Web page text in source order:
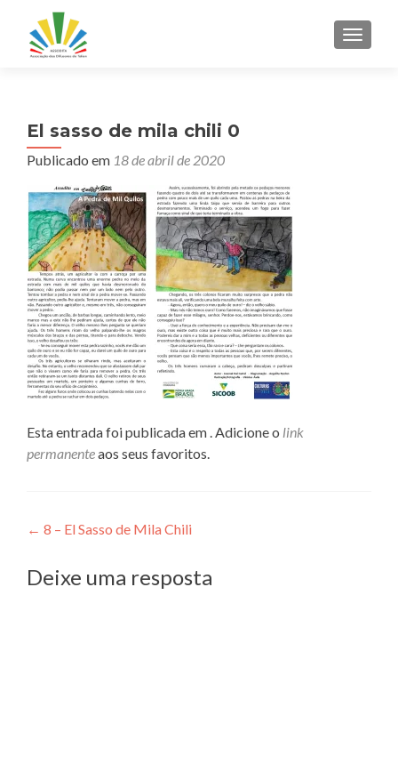
El sasso de mila chili 0
Publicado em 18 de abril de 2020
Esta entrada foi publicada em . Adicione o link
permanenteaos seus favoritos.
Navegação
de
Post
← 8 – El Sasso de Mila Chili
Deixe uma resposta